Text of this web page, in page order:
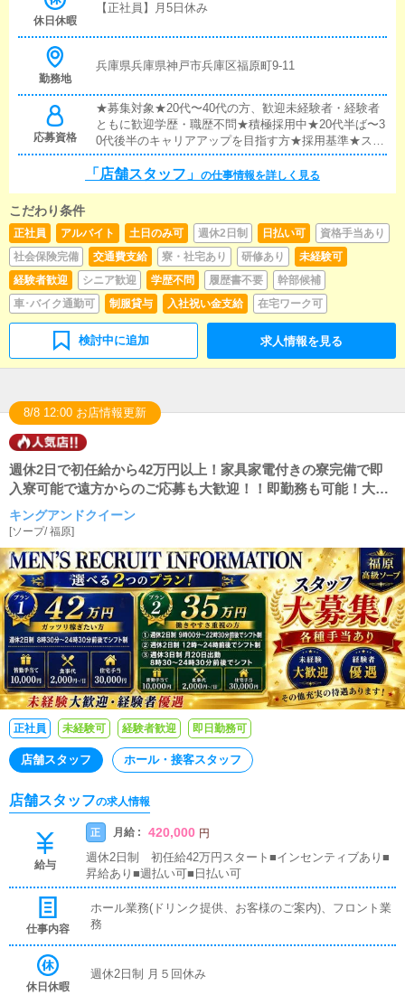
備品の管理・補充を担当していただきます。★研修・
心してご就業いただけます。
休日休暇
【正社員】月5日休み
勤務地
兵庫県兵庫県神戸市兵庫区福原町9-11
応募資格
★募集対象★20代〜40代の方、歓迎未経験者・経験者
ともに歓迎学歴・職歴不問★積極採用中★20代半ば〜3
0代後半のキャリアアップを目指す方★採用基準★スキ
ルや経験よりも、「人柄・意欲」を重視しています。
「店舗スタッフ」 の仕事情報を詳しく見る
こだわり条件
正社員 アルバイト 土日のみ可 週休2日制 日払い可
資格手当あり
社会保険完備
交通費支給 寮・社宅あり 研修あり
未経験可
経験者歓迎
シニア歓迎 学歴不問 履歴書不要
幹部候補
車･バイク通勤可
制服貸与 入社祝い金支給 在宅ワーク可
検討中に追加 求人情報を見る
8/8 12:00 お店情報更新
週休2日で初任給から42万円以上！家具家電付きの寮完備で即
入寮可能で遠方からのご応募も大歓迎！！即勤務も可能！大入
り手当もありで入社初月からインセンティブがもらえる人もい
ます！！年功序列などではなく実力主義のお店ですのでお仕事
を覚えれば覚えるほど昇給に繋がります！！役職者のポストも
空いてますのでやる気のある方、稼ぎたい方大歓迎！！もちろ
ん未経験の方も大歓迎です！創業35年以上の経験豊富な社長を
はじめ、先輩スタッフや役職者と一緒にイチからお仕事を覚え
ていきましょう！！さらに食事手当もあり！無料駐車場も完備
してますので車通勤の方も大歓迎です！
キングアンドクイーン
[ソープ/福原]
正社員 未経験可 経験者歓迎 即日勤務可
店舗スタッフ ホール・接客スタッフ
店舗スタッフの求人情報
給与
正 月給 : 420,000 円
週休2日制 初任給42万円スタート■インセンティブあり■
昇給あり■週払い可■日払い可
仕事内容
ホール業務(ドリンク提供、お客様のご案内)、フロント業
務
休日休暇
週休2日制 月５回休み